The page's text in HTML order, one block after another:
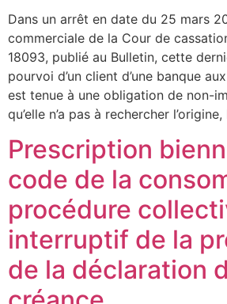
Dans un arrêt en date du 25 mars
commerciale de la Cour de
18093, publié au Bulletin, cette
pourvoi d’un client d’une banque
est tenue à une obligation de non-
qu’elle n’a pas à rechercher
Prescription
code de la
procédure
interruptif de la
de la déclaration